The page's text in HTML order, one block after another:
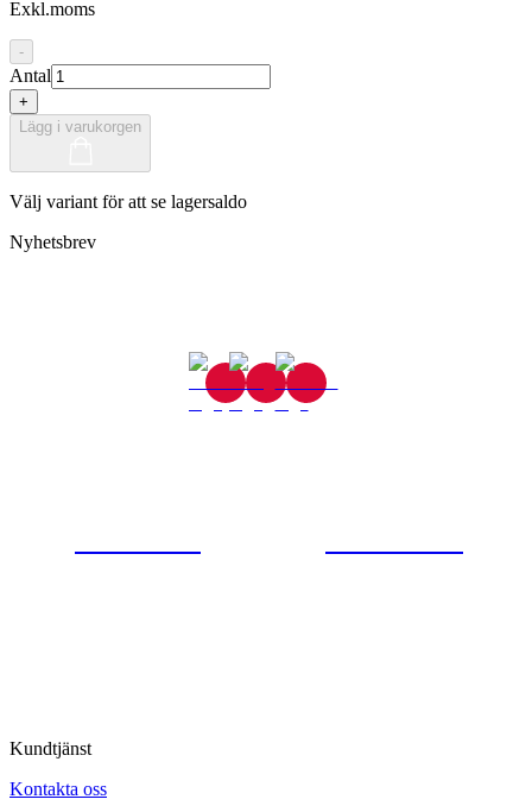
Exkl.moms
-
Antal
+
Lägg i varukorgen
Välj variant för att se lagersaldo
Nyhetsbrev
Kundtjänst
Kontakta oss